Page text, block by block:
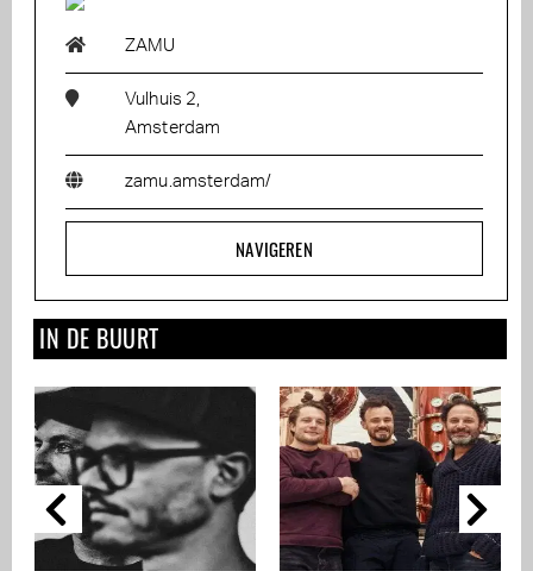
ZAMU
Vulhuis 2,
Amsterdam
zamu.amsterdam/
NAVIGEREN
IN DE BUURT